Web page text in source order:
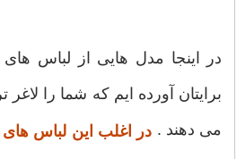
در اینجا مدل هایی از لباس
برایتان آورده ایم که شما را
می دهند . در اغلب این لباس